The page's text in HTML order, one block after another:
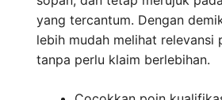
yang tercantum. Dengan
lebih mudah melihat relevansi
tanpa perlu klaim berlebihan.